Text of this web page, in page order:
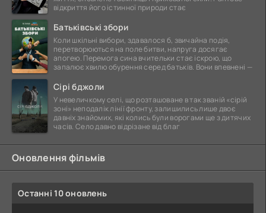
відкриття його істинної природи стає
Батьківські збори
Коли шкільні вибори, здавалося б, звичайна подія,
перетворюються на поле битви, напруга досягає
апогею. Перемога сина вчительки стає іскрою, що
запалює хвилю обурення серед батьків. Вони впевнені —
Сірі бджоли
У невеличкому селі, що розташоване в так званій «сірій
зоні» неподалік лінії фронту, залишились лише двоє
давніх знайомих, які колись були ворогами ще з дитячих
часів. Село давно відрізане від благ
Оновлення фільмів
Останні 10 оновлень